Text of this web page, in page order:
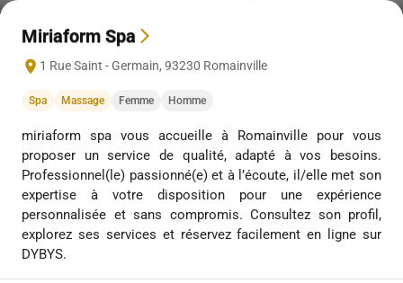
Miriaform Spa
1 Rue Saint - Germain, 93230 Romainville
Spa Massage Femme Homme
miriaform spa vous accueille à Romainville pour vous
proposer un service de qualité, adapté à vos besoins.
Professionnel(le) passionné(e) et à l’écoute, il/elle met son
expertise à votre disposition pour une expérience
personnalisée et sans compromis. Consultez son profil,
explorez ses services et réservez facilement en ligne sur
DYBYS.